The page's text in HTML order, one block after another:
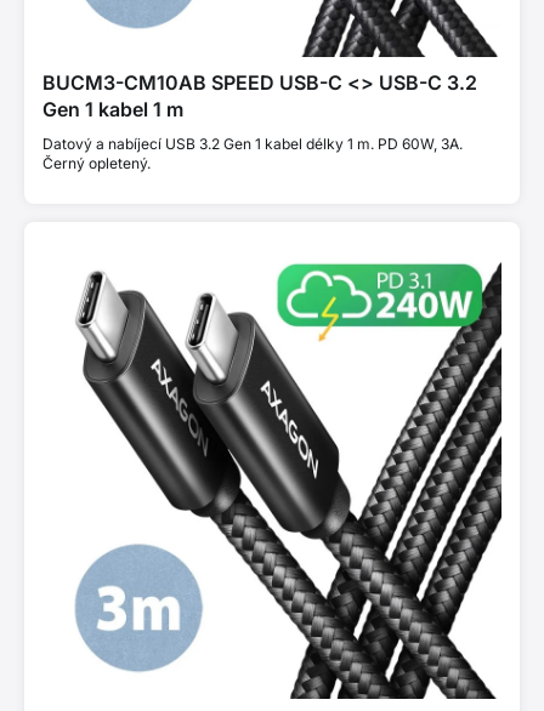
BUCM3-CM10AB SPEED USB-C <> USB-C 3.2
Gen 1 kabel 1 m
Datový a nabíjecí USB 3.2 Gen 1 kabel délky 1 m. PD 60W, 3A.
Černý opletený.